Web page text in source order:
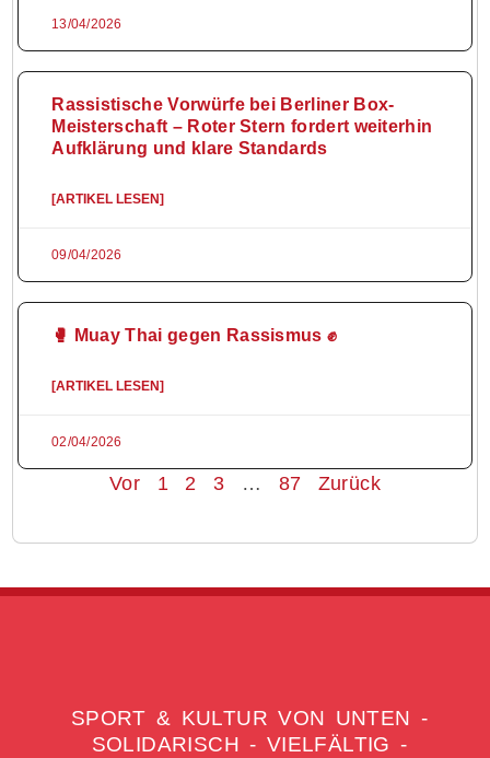
13/04/2026
Rassistische Vorwürfe bei Berliner Box-
Meisterschaft – Roter Stern fordert weiterhin
Aufklärung und klare Standards
[ARTIKEL LESEN]
09/04/2026
🥊 Muay Thai gegen Rassismus ✊
[ARTIKEL LESEN]
02/04/2026
Vor 1 2 3 … 87 Zurück
SPORT & KULTUR VON UNTEN -
SOLIDARISCH - VIELFÄLTIG -